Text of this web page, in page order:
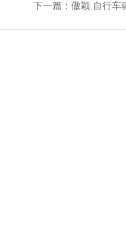
下一篇： 傲颖 自行车